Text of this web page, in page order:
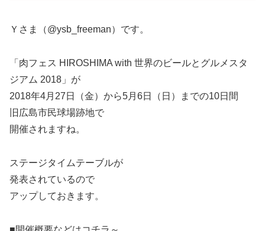
Ｙさま（@ysb_freeman）です。
「肉フェス HIROSHIMA with 世界のビールとグルメスタ
ジアム 2018」が
2018年4月27日（金）から5月6日（日）までの10日間
旧広島市民球場跡地で
開催されますね。
ステージタイムテーブルが
発表されているので
アップしておきます。